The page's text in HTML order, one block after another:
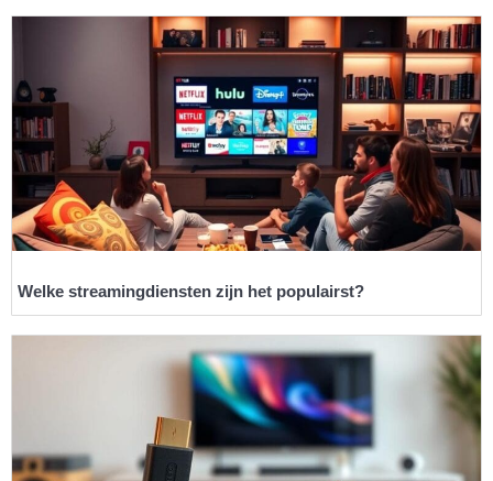
Welke streamingdiensten zijn het populairst?